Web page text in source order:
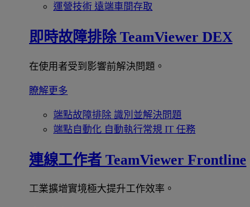
運營技術 遠端車間存取
即時故障排除 TeamViewer DEX
在使用者受到影響前解決問題。
瞭解更多
端點故障排除 識別並解決問題
端點自動化 自動執行常規 IT 任務
連線工作者 TeamViewer Frontline
工業擴增實境極大提升工作效率。